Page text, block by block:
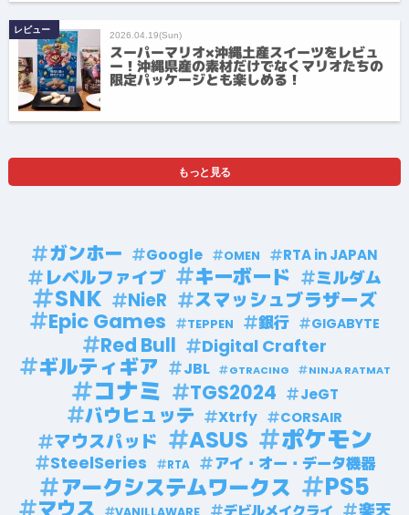
レビュー 2026.04.19(Sun)
スーパーマリオ×沖縄土産スイーツをレビュ
ー！沖縄県産の素材だけでなくマリオたちの
限定パッケージとも楽しめる！
もっと見る
ガンホー Google OMEN RTA in JAPAN
レベルファイブ キーボード ミルダム
SNK NieR スマッシュブラザーズ
Epic Games TEPPEN 銀行 GIGABYTE
Red Bull Digital Crafter
ギルティギア JBL GTRACING NINJA RATMAT
コナミ TGS2024 JeGT
バウヒュッテ Xtrfy CORSAIR
マウスパッド ASUS ポケモン
SteelSeries RTA アイ・オー・データ機器
アークシステムワークス PS5
マウス VANILLAWARE デビルメイクライ 楽天